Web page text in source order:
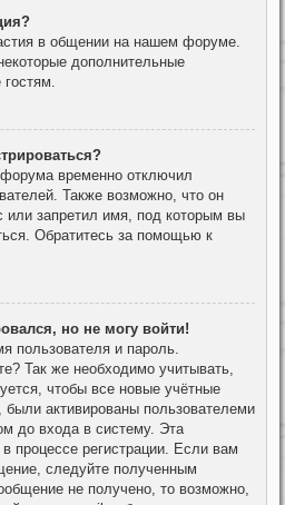
в общении на нашем форуме.
дополнительные
временно отключил
Также возможно, что он
или запретил имя, под которым вы
Обратитесь за помощью к
но не могу войти!
пользователя и пароль.
Так же необходимо учитывать,
чтобы все новые учётные
были активированы пользователеми
до входа в систему. Эта
процессе регистрации. Если вам
следуйте полученным
не получено, то возможно,